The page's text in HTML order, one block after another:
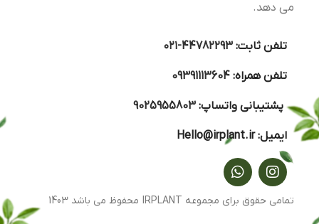
می دهد.
تلفن ثابت:44782293-۰۲۱
تلفن همراه:09391113604
پشتیبانی واتساپ:9025955803
ایمیل:Hello@irplant.ir
تمامی حقوق برای مجموعه IRPLANT محفوظ می باشد 1403